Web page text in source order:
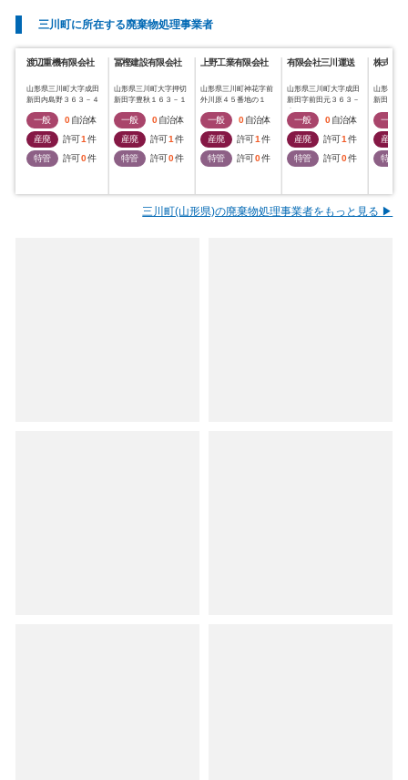
三川町に所在する廃棄物処理事業者
渡辺重機有限会社
山形県三川町大字成田
新田内島野３６３－４
一般 0 自治体
産廃
許可1 件
特管
許可0件
冨樫建設有限会社
山形県三川町大字押切
新田字豊秋１６３－１
一般 0 自治体
産廃
許可1 件
特管
許可0件
上野工業有限会社
山形県三川町神花字前
外川原４５番地の１
一般 0 自治体
産廃
許可1 件
特管
許可0件
有限会社三川運送
山形県三川町大字成田
新田字前田元３６３－
１
一般 0 自治体
産廃
許可1 件
特管
許可0件
株式会
山形県三
新田字五
一般
産廃
特管
三川町(山形県)の廃棄物処理事業者をもっと見る ▶